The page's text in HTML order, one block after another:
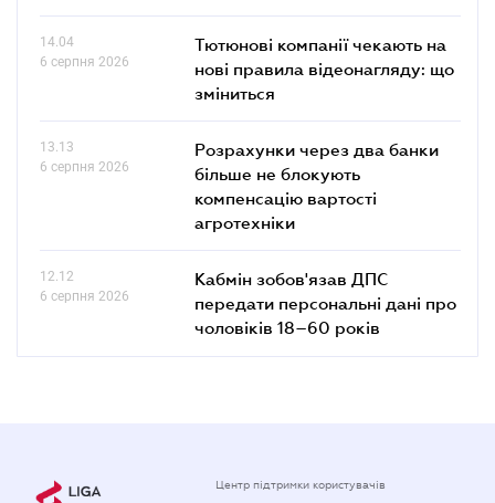
14.04
6 серпня 2026
Тютюнові компанії чекають на
нові правила відеонагляду: що
зміниться
13.13
6 серпня 2026
Розрахунки через два банки
більше не блокують
компенсацію вартості
агротехніки
12.12
6 серпня 2026
Кабмін зобов'язав ДПС
передати персональні дані про
чоловіків 18–60 років
Центр підтримки користувачів